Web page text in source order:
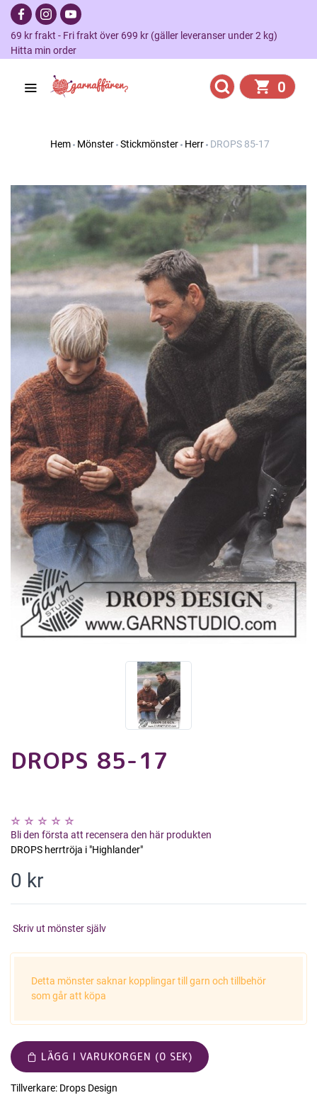
69 kr frakt - Fri frakt över 699 kr (gäller leveranser under 2 kg)
Hitta min order
0
Hem Mönster Stickmönster Herr DROPS 85-17
DROPS 85-17
Bli den första att recensera den här produkten
DROPS herrtröja i "Highlander"
0 kr
Skriv ut mönster själv
Detta mönster saknar kopplingar till garn och tillbehör
som går att köpa
LÄGG I VARUKORGEN (0 SEK)
Tillverkare: Drops Design